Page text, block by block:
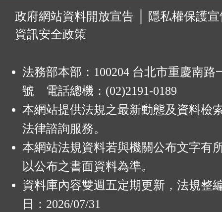
政府網站資料開放宣告
隱私權保護
資訊安全政策
法務部本部：100204 台北市重慶南路
號 電話總機：(02)2191-0189
本網站提供法規之最新動態及資料檢
法律諮詢服務。
本網站法規資料若與機關公布文字有
以公布之書面資料為準。
資料庫內容雙週五定期更新，法規整
日：2026/07/31